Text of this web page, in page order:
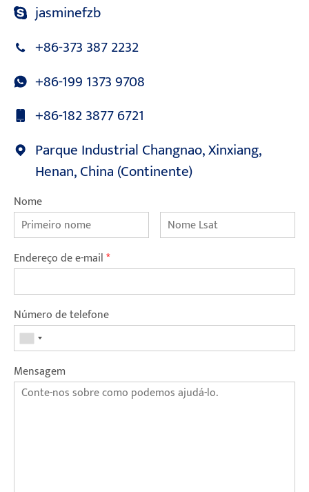
jasminefzb
+86-373 387 2232
+86-199 1373 9708
+86-182 3877 6721
Parque Industrial Changnao, Xinxiang,
Henan, China (Continente)
Nome
Endereço de e-mail*
Número de telefone
Mensagem